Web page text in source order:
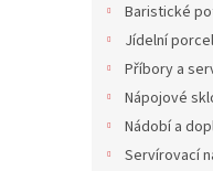
Baristické
Jídelní
Příbory a
Nápojové
Nádobí a
Servírovací